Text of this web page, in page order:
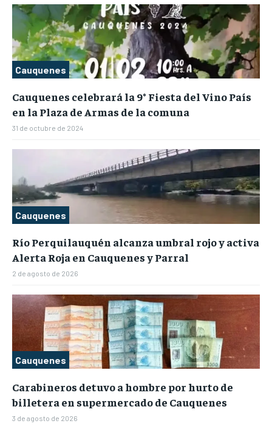
Cauquenes
Cauquenes celebrará la 9° Fiesta del Vino País
en la Plaza de Armas de la comuna
31 de octubre de 2024
Cauquenes
Río Perquilauquén alcanza umbral rojo y activa
Alerta Roja en Cauquenes y Parral
2 de agosto de 2026
Cauquenes
Carabineros detuvo a hombre por hurto de
billetera en supermercado de Cauquenes
3 de agosto de 2026